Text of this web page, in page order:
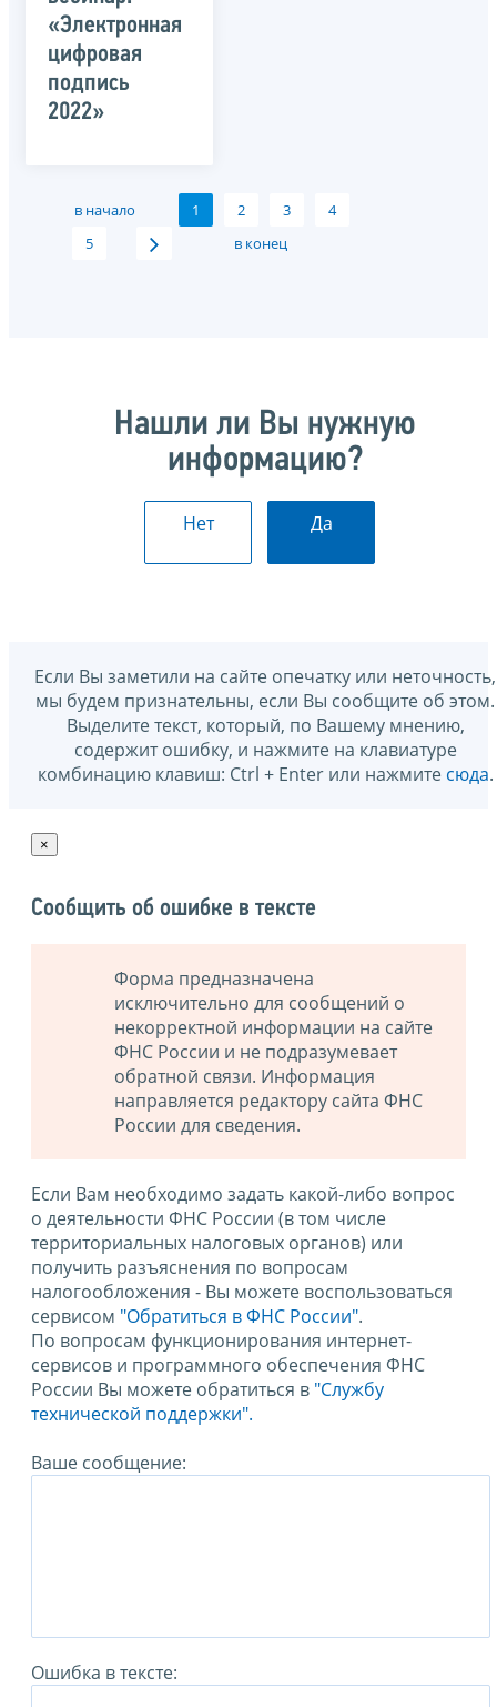
«Электронная
цифровая
подпись
2022»
в начало 1 2 3
4
5
в конец
Нашли ли Вы нужную
информацию?
Нет Да
Если Вы заметили на сайте опечатку или неточность,
мы будем признательны, если Вы сообщите об этом.
Выделите текст, который, по Вашему мнению,
содержит ошибку, и нажмите на клавиатуре
комбинацию клавиш: Ctrl + Enter или нажмите сюда.
×
Сообщить об ошибке в тексте
Форма предназначена
исключительно для сообщений о
некорректной информации на сайте
ФНС России и не подразумевает
обратной связи. Информация
направляется редактору сайта ФНС
России для сведения.
Если Вам необходимо задать какой-либо вопрос
о деятельности ФНС России (в том числе
территориальных налоговых органов) или
получить разъяснения по вопросам
налогообложения - Вы можете воспользоваться
сервисом "Обратиться в ФНС России".
По вопросам функционирования интернет-
сервисов и программного обеспечения ФНС
России Вы можете обратиться в "Службу
технической поддержки".
Ваше сообщение:
Ошибка в тексте: